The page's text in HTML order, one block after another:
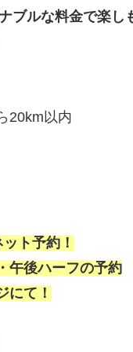
ブルな料金で楽し
20km以内
ト予約！
午後ハーフの予約
にて！